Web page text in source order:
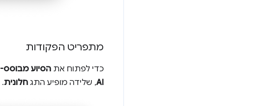
מתפריט הפקודות
כדי לפתוח את הסיוע מבוסס-AI
AI, שלידה מופיע התג חלונית.